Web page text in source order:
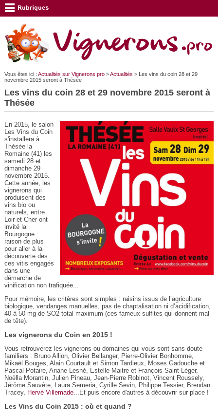
Vous êtes ici : Actualités sur Vignerons.pro>Actualités > Les vins du coin 28 et 29
novembre 2015 seront à Thésée
Les vins du coin 28 et 29 novembre 2015 seront à
Thésée
En 2015, le salon
Les Vins du Coin
s'installera à
Thésée la
Romaine (41) les
samedi 28 et
dimanche 29
novembre 2015.
Cette année, les
vignerons qui
produisent des
vins bio ou
naturels, entre
Loir et Cher ont
invité la
Bourgogne :
raison de plus
pour aller à la
découverte des
ces vitis engagés
dans une
démarche de
vinification non trafiquée...
Pour mémoire, les critères sont simples : raisins issus de l’agriculture
biologique, vendanges manuelles, pas de chaptalisation ni d’acidification,
40 à 50 mg de SO2 total maximum (ces fameux sulfites qui donnent mal
de tête).
Les vignerons du Coin en 2015 !
Vous retrouverez les vignerons ou domaines qui vous sont sans doute
familiers : Bruno Allion, Olivier Bellanger, Pierre-Olivier Bonhomme,
Mikaël Bouges, Alain Courtault et Simon Tardieux, Moses Gadouche et
Pascal Potaire, Ariane Lesné, Estelle Maitre et François Saint-Léger,
Noëlla Morantin, Julien Pineau, Jean-Pierre Robinot, Vincent Roussely,
Jérôme Sauvète, Laura Semeria, Cyrille Sevin, Philippe Tessier, Brendan
Tracey, Hervé Villemade...Et puis encore d'autres à découvrir sur place !
Les Vins du Coin 2015 : où et quand ?